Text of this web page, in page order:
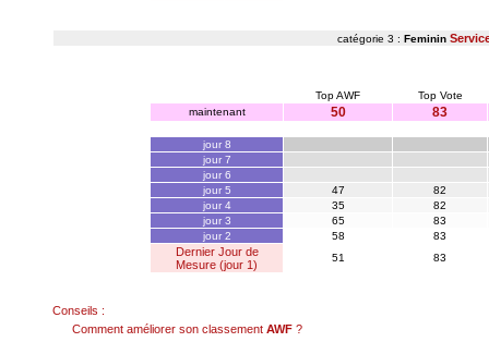
catégorie 3 : Feminin
Top AWF
Top Vote
maintenant
50 83
jour 8
jour 7
jour 6
jour 5
47
82
jour 4
35
82
jour 3
65
83
jour 2
58 83
Dernier Jour de
Mesure (jour 1)
51 83
Conseils :
Comment améliorer son classement AWF ?